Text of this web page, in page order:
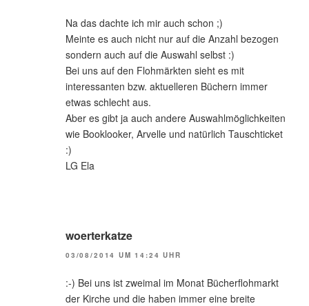
Na das dachte ich mir auch schon ;)
Meinte es auch nicht nur auf die Anzahl bezogen
sondern auch auf die Auswahl selbst :)
Bei uns auf den Flohmärkten sieht es mit
interessanten bzw. aktuelleren Büchern immer
etwas schlecht aus.
Aber es gibt ja auch andere Auswahlmöglichkeiten
wie Booklooker, Arvelle und natürlich Tauschticket
:)
LG Ela
woerterkatze
03/08/2014 UM 14:24 UHR
:-) Bei uns ist zweimal im Monat Bücherflohmarkt
der Kirche und die haben immer eine breite